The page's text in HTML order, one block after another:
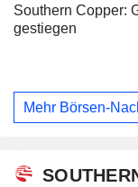
Southern Copper:
gestiegen
Mehr Börsen-